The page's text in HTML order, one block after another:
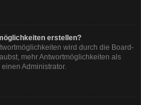
erstellen?
wird durch die Board-
mehr Antwortmöglichkeiten als
Administrator.